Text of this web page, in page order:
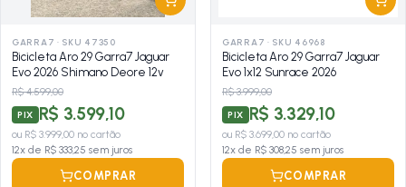
GARRA7 · SKU 47350
Bicicleta Aro 29 Garra7 Jaguar
Evo 2026 Shimano Deore 12v
R$ 4.599,00
PIX R$ 3.599,10
ou R$ 3.999,00 no cartão
12x de R$ 333,25 sem juros
COMPRAR
GARRA7 · SKU 46968
Bicicleta Aro 29 Garra7 Jaguar
Evo 1x12 Sunrace 2026
R$ 3.999,00
PIX R$ 3.329,10
ou R$ 3.699,00 no cartão
12x de R$ 308,25 sem juros
COMPRAR